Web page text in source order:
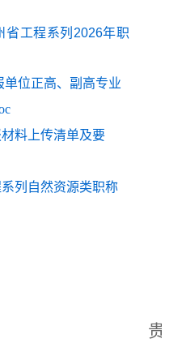
省工程系列2026年职
单位正高、副高专业
料上传清单及要
列自然资源类职称
贵